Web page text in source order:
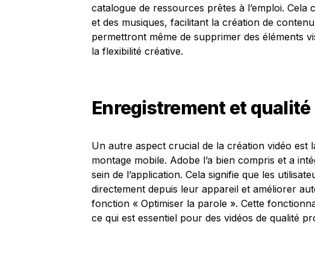
catalogue de ressources prêtes à l’emploi.
et des musiques, facilitant la création de
permettront même de supprimer des éléments
la flexibilité créative.
Enregistrement et qualité
Un autre aspect crucial de la création vidéo est
montage mobile. Adobe l’a bien compris et a
sein de l’application. Cela signifie que les
directement depuis leur appareil et améliorer
fonction « Optimiser la parole ». Cette
ce qui est essentiel pour des vidéos de qualité